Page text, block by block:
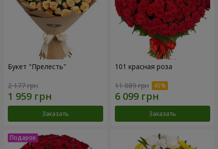
Букет "Прелесть"
2 177 грн
Заказать
101 красная роза
11 089 грн
Заказать